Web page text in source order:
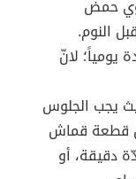
حمض
النوم.
يومياً؛ لانّ
يجب الجلوس
ثمّ غمس قطعة قماش
دقيقة، أو